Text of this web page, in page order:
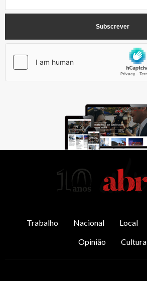
Trabalho Nacional Local
Opinião
Cultura